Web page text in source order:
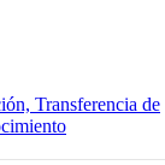
Transferencia de